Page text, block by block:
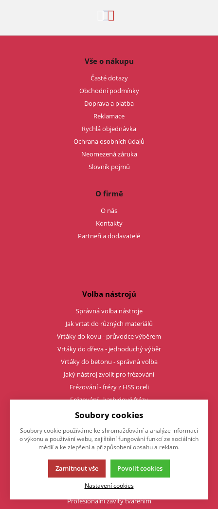
Vše o nákupu
Časté dotazy
Obchodní podmínky
Doprava a platba
Reklamace
Rychlá objednávka
Ochrana osobních údajů
Neomezená záruka
Slovník pojmů
O firmě
O nás
Kontakty
Partneři a dodavatelé
Volba nástrojů
Správná volba nástroje
Jak vrtat do různých materiálů
Vrtáky do kovu - průvodce výběrem
Vrtáky do dřeva - jednoduchý výběr
Vrtáky do betonu - správná volba
Jaký nástroj zvolit pro frézování
Frézování - frézy z HSS oceli
Frézování - karbidové frézy
Frézování - vyměnitelné destičky
Jaký vybrat typ upínače
Upínače - Weldon, kleštinový
Upínače - (hydro) hydraulické
Čím upnout karbidovou frézu
Profesionální závity tvářením
Soubory cookies
Soubory cookie používáme ke shromažďování a analýze informací
o výkonu a používání webu, zajištění fungování funkcí ze sociálních
médií a ke zlepšení a přizpůsobení obsahu a reklam.
Zamítnout vše Povolit cookies
Nastavení cookies